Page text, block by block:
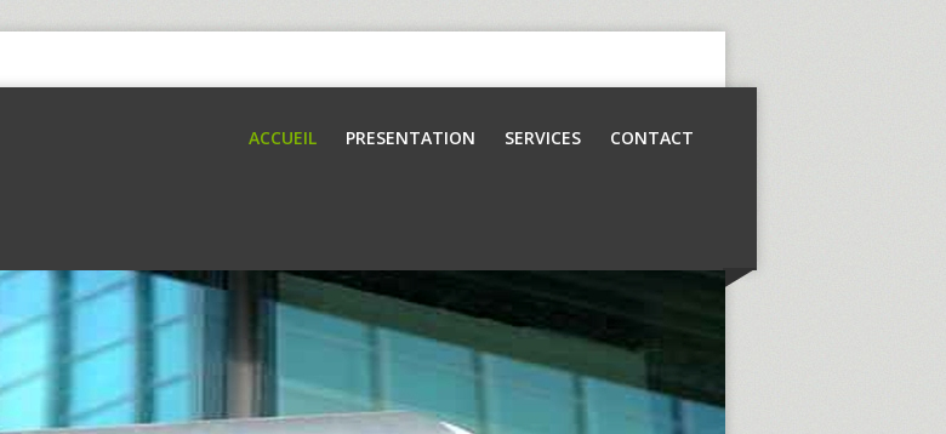
ACCUEIL PRESENTATION SERVICES CONTACT